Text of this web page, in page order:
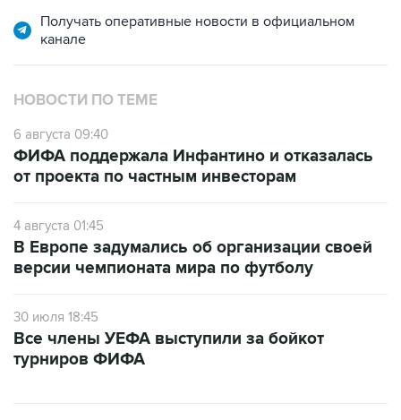
Получать оперативные новости в официальном
канале
НОВОСТИ ПО ТЕМЕ
6 августа 09:40
ФИФА поддержала Инфантино и отказалась
от проекта по частным инвесторам
4 августа 01:45
В Европе задумались об организации своей
версии чемпионата мира по футболу
30 июля 18:45
Все члены УЕФА выступили за бойкот
турниров ФИФА